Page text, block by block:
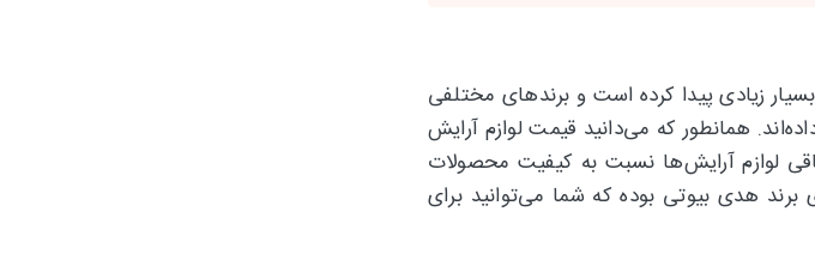
زیادی پیدا کرده است و برندهای مختلفی
همانطور که می‌دانید قیمت لوازم آرایش
لوازم آرایش‌ها نسبت به کیفیت محصولات
هدی بیوتی بوده که شما می‌توانید برای